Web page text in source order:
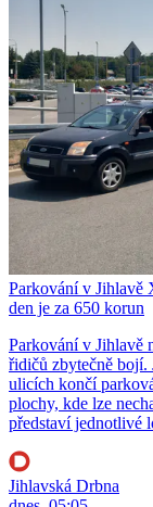
Parkování v Jihlavě
den je za 650 korun
Parkování v Jihlavě
řidičů zbytečně bojí.
ulicích končí
plochy, kde lze
představí jednotlivé
Jihlavská Drbna